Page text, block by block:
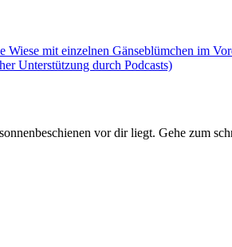
vor dir liegt. Gehe zum